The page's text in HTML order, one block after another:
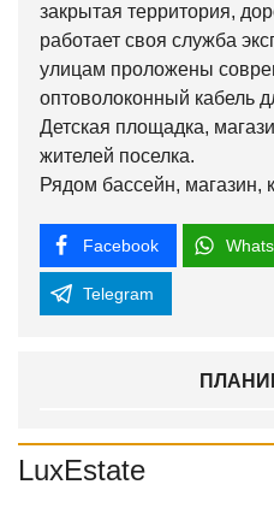
закрытая территория,
работает своя служба
улицам проложены
оптоволоконный кабель
Детская площадка,
жителей поселка.
Рядом бассейн, магазин,
Facebook
Telegram
LuxEstate